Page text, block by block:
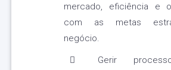
mercado, eficiência e
com as metas
negócio.
Gerir